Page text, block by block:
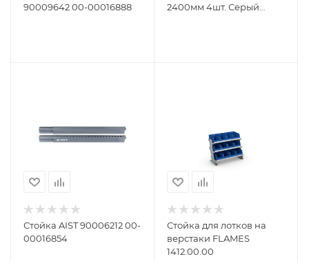
90009642 00-00016888
2400мм 4шт. Серый
Стойка AIST 90006212 00-
00016854
Стойка для лотков на
верстаки FLAMES
1412.00.00